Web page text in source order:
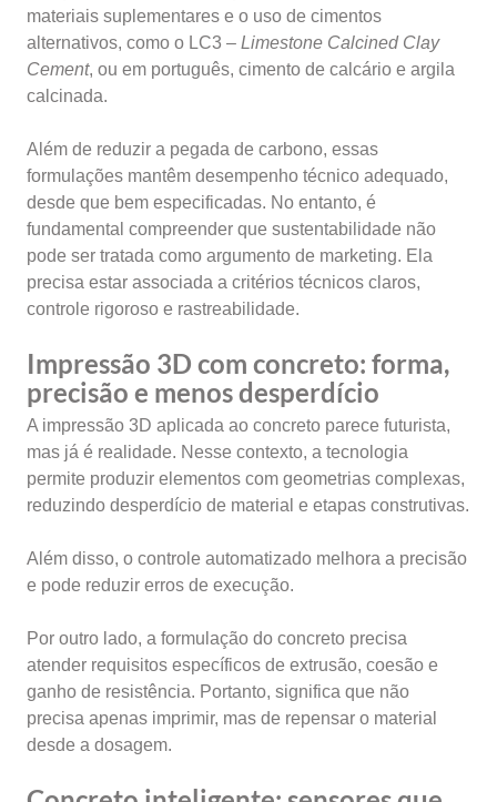
materiais suplementares e o uso de cimentos
alternativos, como o LC3 – Limestone Calcined Clay
Cement, ou em português, cimento de calcário e argila
calcinada.
Além de reduzir a pegada de carbono, essas
formulações mantêm desempenho técnico adequado,
desde que bem especificadas. No entanto, é
fundamental compreender que sustentabilidade não
pode ser tratada como argumento de marketing. Ela
precisa estar associada a critérios técnicos claros,
controle rigoroso e rastreabilidade.
Impressão 3D com concreto: forma,
precisão e menos desperdício
A impressão 3D aplicada ao concreto parece futurista,
mas já é realidade. Nesse contexto, a tecnologia
permite produzir elementos com geometrias complexas,
reduzindo desperdício de material e etapas construtivas.
Além disso, o controle automatizado melhora a precisão
e pode reduzir erros de execução.
Por outro lado, a formulação do concreto precisa
atender requisitos específicos de extrusão, coesão e
ganho de resistência. Portanto, significa que não
precisa apenas imprimir, mas de repensar o material
desde a dosagem.